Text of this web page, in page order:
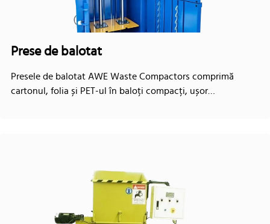
Prese de balotat
Presele de balotat AWE Waste Compactors comprimă
cartonul, folia și PET-ul în baloți compacți, ușor…